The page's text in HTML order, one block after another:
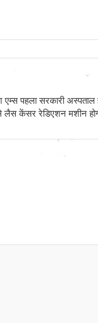
पहला सरकारी अस्पताल
केंसर रेडिएशन मशीन